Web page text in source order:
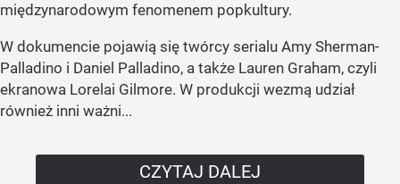
międzynarodowym fenomenem popkultury.
W dokumencie pojawią się twórcy serialu Amy Sherman-
Palladino i Daniel Palladino, a także Lauren Graham, czyli
ekranowa Lorelai Gilmore. W produkcji wezmą udział
również inni ważni...
CZYTAJ DALEJ